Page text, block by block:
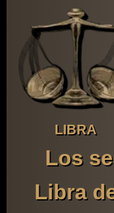
LIBRA
Los
Libra